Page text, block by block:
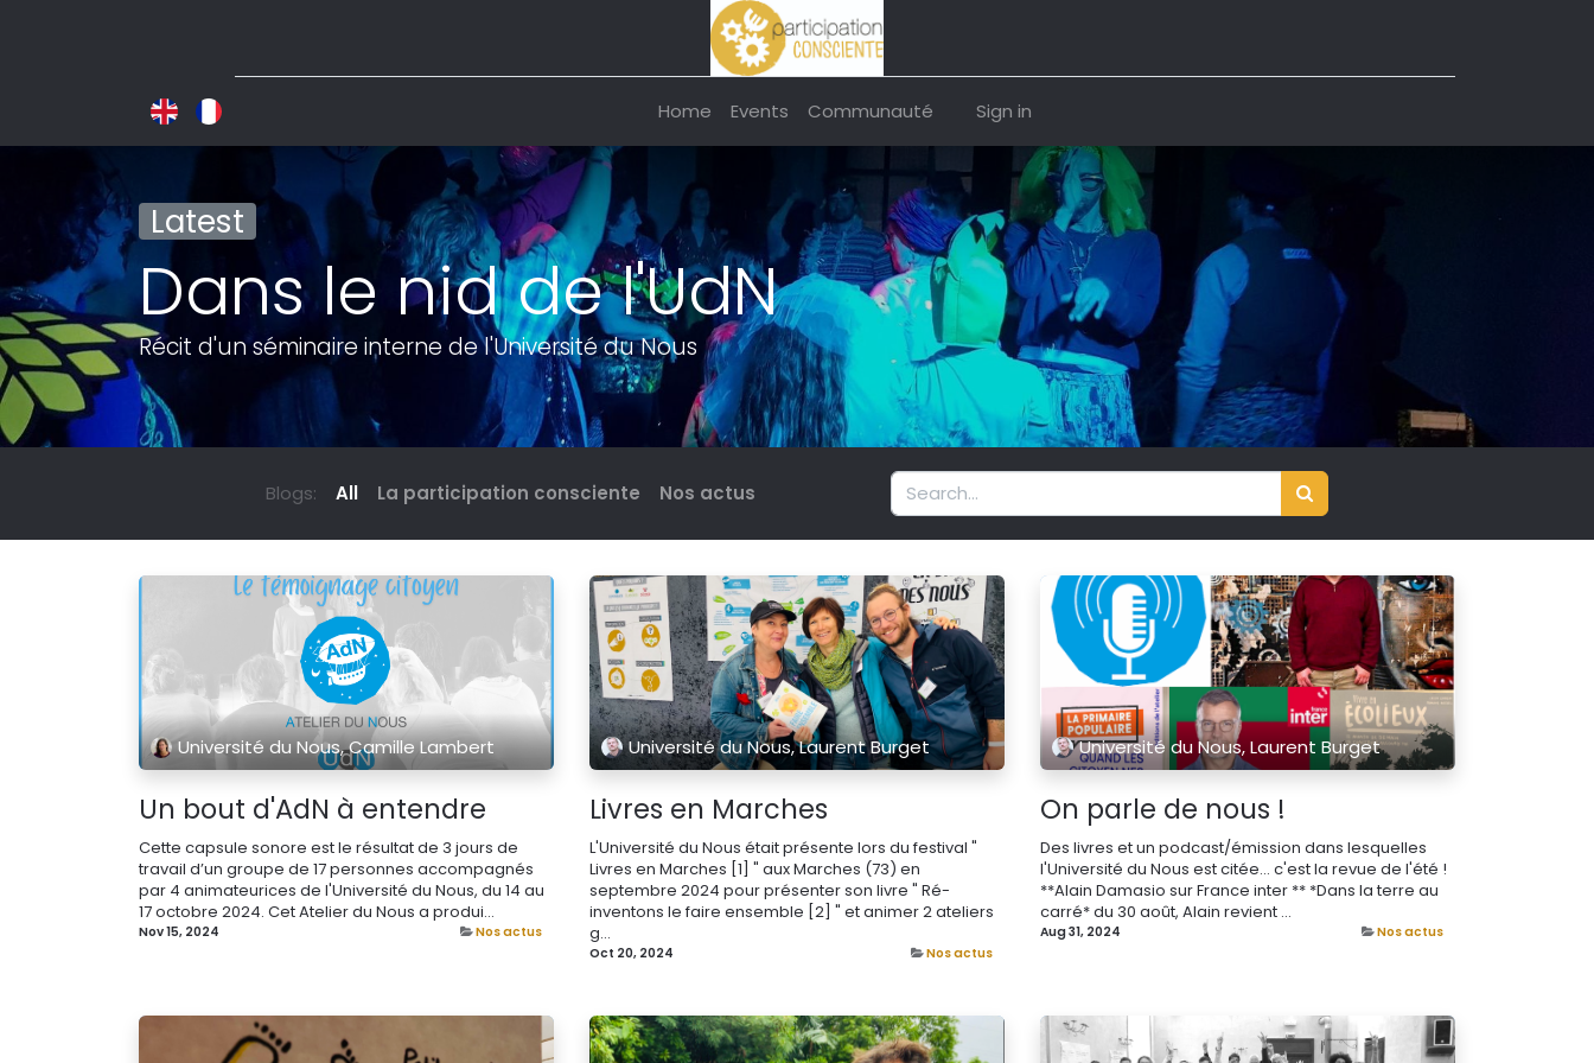
Home Events Communauté Sign in
Latest
Dans le nid de l'UdN
Récit d'un séminaire interne de l'Université du Nous
Blogs: All La participation consciente Nos actus
Université du Nous, Camille Lambert
Un bout d'AdN à entendre
Cette capsule sonore est le résultat de 3 jours de
travail d’un groupe de 17 personnes accompagnés
par 4 animateurices de l'Université du Nous, du 14 au
17 octobre 2024. Cet Atelier du Nous a produi...
Nov 15, 2024 Nos actus
Université du Nous, Laurent Burget
Livres en Marches
L'Université du Nous était présente lors du festival "
Livres en Marches [1] " aux Marches (73) en
septembre 2024 pour présenter son livre " Ré-
inventons le faire ensemble [2] " et animer 2 ateliers
g...
Oct 20, 2024 Nos actus
Université du Nous, Laurent Burget
On parle de nous !
Des livres et un podcast/émission dans lesquelles
l'Université du Nous est citée... c'est la revue de l'été !
**Alain Damasio sur France inter ** *Dans la terre au
carré* du 30 août, Alain revient ...
Aug 31, 2024 Nos actus